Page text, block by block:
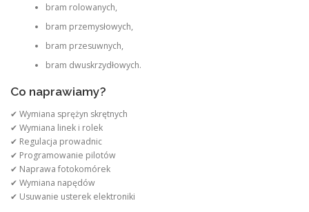
bram rolowanych,
bram przemysłowych,
bram przesuwnych,
bram dwuskrzydłowych.
Co naprawiamy?
✔ Wymiana sprężyn skrętnych
✔ Wymiana linek i rolek
✔ Regulacja prowadnic
✔ Programowanie pilotów
✔ Naprawa fotokomórek
✔ Wymiana napędów
✔ Usuwanie usterek elektroniki